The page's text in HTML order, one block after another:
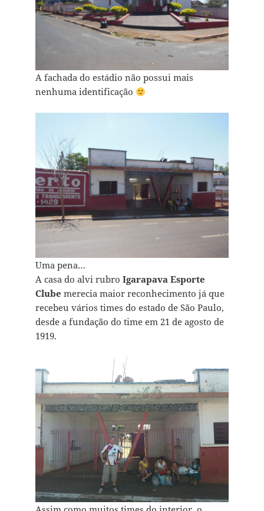
A fachada do estádio não possui mais
nenhuma identificação
Uma pena…
A casa do alvi rubro Igarapava Esporte
Clube merecia maior reconhecimento já que
recebeu vários times do estado de São Paulo,
desde a fundação do time em 21 de agosto de
1919.